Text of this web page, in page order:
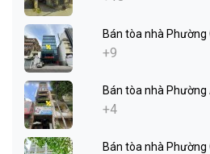
Bán tòa nhà Phường
+9
Bán tòa nhà Phường
+4
Bán tòa nhà Phường